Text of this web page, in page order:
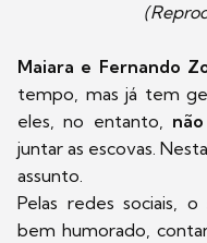
Maiara e Fernando
tempo, mas já tem
eles, no entanto,
juntar as escovas.
assunto.
Pelas redes sociais,
bem humorado,